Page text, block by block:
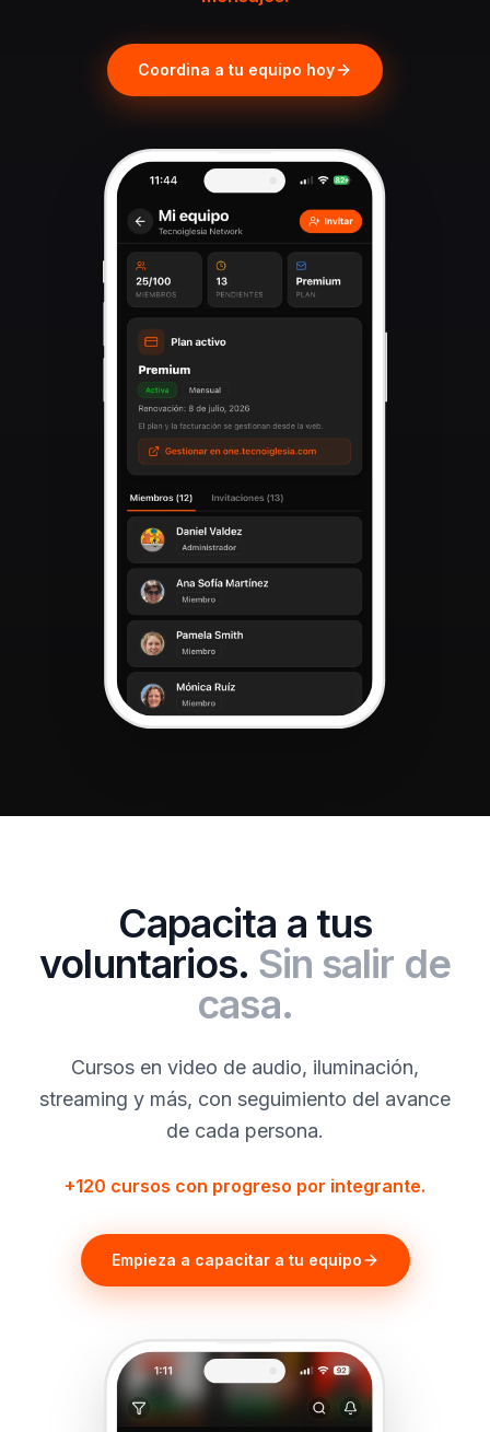
Coordina a tu equipo hoy
Capacita a tus
voluntarios. Sin salir de
casa.
Cursos en video de audio, iluminación,
streaming y más, con seguimiento del avance
de cada persona.
+120 cursos con progreso por integrante.
Empieza a capacitar a tu equipo